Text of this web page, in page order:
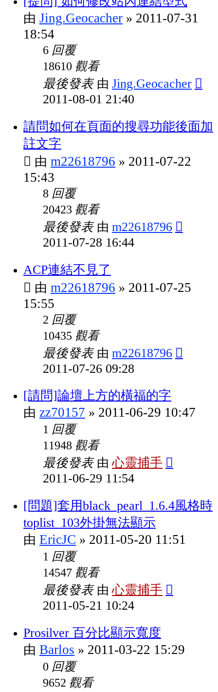
由 Jing.Geocacher » 2011-07-31
18:54
6 回覆
18610 觀看
最後發表 由 Jing.Geocacher
2011-08-01 21:40
請問如何在頁面的搜尋功能後面加
註文字
由 m22618796 » 2011-07-22
15:43
8 回覆
20423 觀看
最後發表 由 m22618796
2011-07-28 16:44
ACP連結不見了
由 m22618796 » 2011-07-25
15:55
2 回覆
10435 觀看
最後發表 由 m22618796
2011-07-26 09:28
[請問]論壇上方的橫福的字
由 zz70157 » 2011-06-29 10:47
1 回覆
11948 觀看
最後發表 由心靈捕手
2011-06-29 11:54
[問題]套用black_pearl_1.6.4風格時
toplist_103外掛無法顯示
由 EricJC » 2011-05-20 11:51
1 回覆
14547 觀看
最後發表 由心靈捕手
2011-05-21 10:24
Prosilver 百分比顯示寬度
由 Barlos » 2011-03-22 15:29
0 回覆
9652 觀看